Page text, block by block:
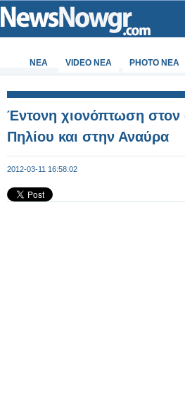
ΝΕΑ VIDEO NEA PHOTO NEA
Έντονη χιονόπτωση στον
Πηλίου και στην Αναύρα
2012-03-11 16:58:02